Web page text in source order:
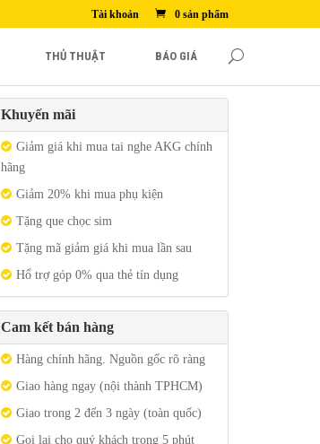
Tài khoản 0 sản phẩm
THỦ THUẬT BÁO GIÁ
Khuyến mãi
Giảm giá khi mua tai nghe AKG chính
hãng
Giảm 20% khi mua phụ kiện
Tặng que chọc sim
Tặng mã giảm giá khi mua lần sau
Hổ trợ góp 0% qua thẻ tín dụng
Cam kết bán hàng
Hàng chính hãng. Nguồn gốc rõ ràng
Giao hàng ngay (nội thành TPHCM)
Giao trong 2 đến 3 ngày (toàn quốc)
Gọi lại cho quý khách trong 5 phút